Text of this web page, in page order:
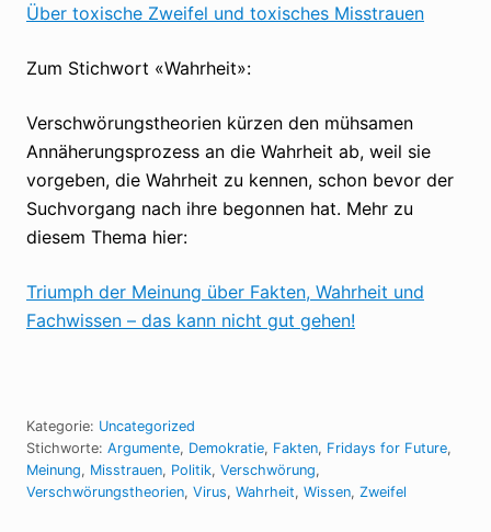
Über toxische Zweifel und toxisches Misstrauen
Zum Stichwort «Wahrheit»:
Verschwörungstheorien kürzen den mühsamen
Annäherungsprozess an die Wahrheit ab, weil sie
vorgeben, die Wahrheit zu kennen, schon bevor der
Suchvorgang nach ihre begonnen hat. Mehr zu
diesem Thema hier:
Triumph der Meinung über Fakten, Wahrheit und
Fachwissen – das kann nicht gut gehen!
Kategorie: Uncategorized
Stichworte: Argumente, Demokratie, Fakten, Fridays for Future,
Meinung, Misstrauen, Politik, Verschwörung,
Verschwörungstheorien, Virus, Wahrheit, Wissen, Zweifel